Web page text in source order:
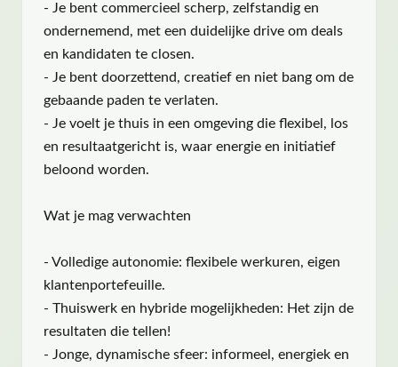
- Je bent commercieel scherp, zelfstandig en
ondernemend, met een duidelijke drive om deals
en kandidaten te closen.
- Je bent doorzettend, creatief en niet bang om de
gebaande paden te verlaten.
- Je voelt je thuis in een omgeving die flexibel, los
en resultaatgericht is, waar energie en initiatief
beloond worden.
Wat je mag verwachten
- Volledige autonomie: flexibele werkuren, eigen
klantenportefeuille.
- Thuiswerk en hybride mogelijkheden: Het zijn de
resultaten die tellen!
- Jonge, dynamische sfeer: informeel, energiek en